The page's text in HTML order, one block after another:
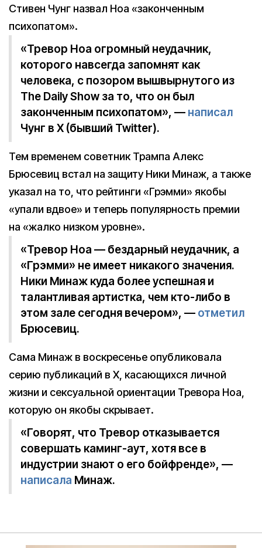
Стивен Чунг назвал Ноа «законченным
психопатом».
«Тревор Ноа огромный неудачник,
которого навсегда запомнят как
человека, с позором вышвырнутого из
The Daily Show за то, что он был
законченным психопатом», — написал
Чунг в X (бывший Twitter).
Тем временем советник Трампа Алекс
Брюсевиц встал на защиту Ники Минаж, а также
указал на то, что рейтинги «Грэмми» якобы
«упали вдвое» и теперь популярность премии
на «жалко низком уровне».
«Тревор Ноа — бездарный неудачник, а
«Грэмми» не имеет никакого значения.
Ники Минаж куда более успешная и
талантливая артистка, чем кто-либо в
этом зале сегодня вечером», — отметил
Брюсевиц.
Сама Минаж в воскресенье опубликовала
серию публикаций в X, касающихся личной
жизни и сексуальной ориентации Тревора Ноа,
которую он якобы скрывает.
«Говорят, что Тревор отказывается
совершать каминг-аут, хотя все в
индустрии знают о его бойфренде», —
написала Минаж.